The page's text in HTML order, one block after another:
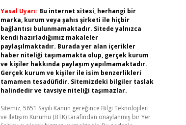
Yasal Uyarı: Bu internet sitesi, herhangi bir
marka, kurum veya şahıs şirketi ile hiçbir
bağlantısı bulunmamaktadır. Sitede yalnızca
kendi hazırladığımız makaleler
paylaşılmaktadır. Burada yer alan içerikler
haber niteliği taşımamakta olup, gerçek kurum
ve kişiler hakkında paylaşım yapılmamaktadır.
Gerçek kurum ve kişiler ile isim benzerlikleri
tamamen tesadüfidir. Sitemizdeki bilgiler taslak
halindedir ve tavsiye niteliği taşımazlar.
Sitemiz, 5651 Sayılı Kanun gereğince Bilgi Teknolojileri
ve İletişim Kurumu (BTK) tarafından onaylanmış bir Yer